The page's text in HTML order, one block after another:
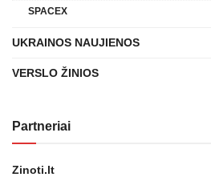
SPACEX
UKRAINOS NAUJIENOS
VERSLO ŽINIOS
Partneriai
Zinoti.lt